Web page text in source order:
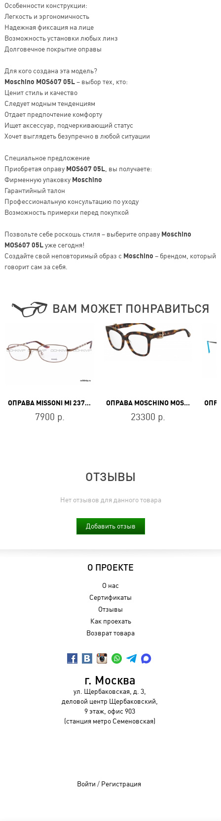
Особенности конструкции:
Легкость и эргономичность
Надежная фиксация на лице
Возможность установки любых линз
Долговечное покрытие оправы
Для кого создана эта модель?
Moschino MOS607 05L– выбор тех, кто:
Ценит стиль и качество
Следует модным тенденциям
Отдает предпочтение комфорту
Ищет аксессуар, подчеркивающий статус
Хочет выглядеть безупречно в любой ситуации
Специальное предложение
Приобретая оправу MOS607 05L, вы получаете:
Фирменную упаковку Moschino
Гарантийный талон
Профессиональную консультацию по уходу
Возможность примерки перед покупкой
Позвольте себе роскошь стиля – выберите оправу Moschino
MOS607 05Lуже сегодня!
Создайте свой неповторимый образ с Moschino – брендом, который
говорит сам за себя.
ВАМ МОЖЕТ ПОНРАВИТЬСЯ
ОПРАВА MISSONI MI 237 04
7900 р.
ОПРАВА MOSCHINO MOS609 086
23300 р.
ОТЗЫВЫ
Нет отзывов для данного товара
Добавить отзыв
О ПРОЕКТЕ
О нас
Сертификаты
Отзывы
Как проехать
Возврат товара
г. Москва
ул. Щербаковская, д. 3,
деловой центр Щербаковский,
9 этаж, офис 903
(станция метро Семеновская)
Войти / Регистрация